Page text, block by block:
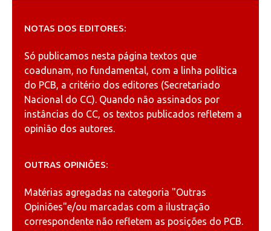
NOTAS DOS EDITORES:
Só publicamos nesta página textos que
coadunam, no fundamental, com a linha política
do PCB, a critério dos editores (Secretariado
Nacional do CC). Quando não assinados por
instâncias do CC, os textos publicados refletem a
opinião dos autores.
OUTRAS OPINIÕES:
Matérias agregadas na categoria "Outras
Opiniões"e/ou marcadas com a ilustração
correspondente não refletem as posições do PCB.